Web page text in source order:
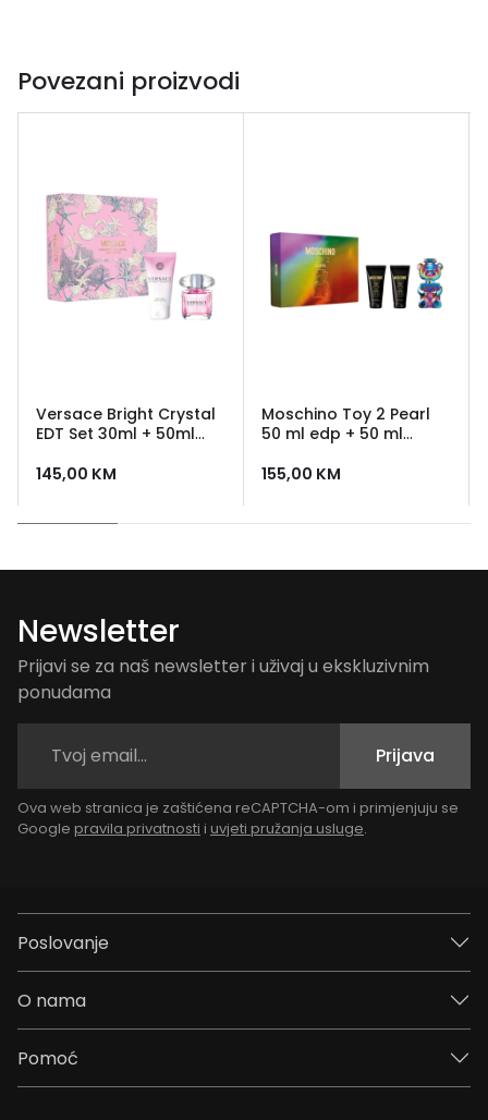
Povezani proizvodi
Versace Bright Crystal
EDT Set 30ml + 50ml
145,00 KM
Moschino Toy 2 Pearl
50 ml edp + 50 ml
tusiranje
155,00 KM
Newsletter
Prijavi se za naš newsletter i uživaj u ekskluzivnim
ponudama
Prijava
Ova web stranica je zaštićena reCAPTCHA-om i primjenjuju se
Google pravila privatnosti i uvjeti pružanja usluge.
Poslovanje
O nama
Pomoć